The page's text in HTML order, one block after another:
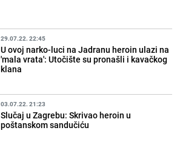
29.07.22. 22:45
U ovoj narko-luci na Jadranu heroin ulazi na
'mala vrata': Utočište su pronašli i kavačkog
klana
03.07.22. 21:23
Slučaj u Zagrebu: Skrivao heroin u
poštanskom sandučiću